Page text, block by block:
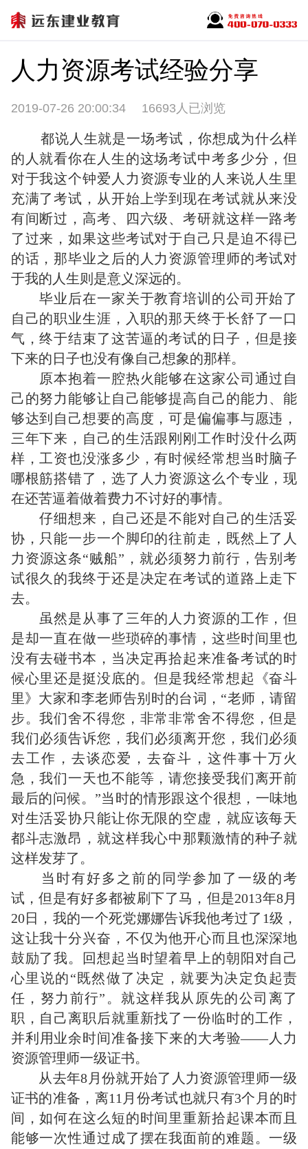
人力资源考试经验分享
2019-07-26 20:00:34 16693人已浏览
都说人生就是一场考试，你想成为什么样
的人就看你在人生的这场考试中考多少分，但
对于我这个钟爱人力资源专业的人来说人生里
充满了考试，从开始上学到现在考试就从来没
有间断过，高考、四六级、考研就这样一路考
了过来，如果这些考试对于自己只是迫不得已
的话，那毕业之后的人力资源管理师的考试对
于我的人生则是意义深远的。
毕业后在一家关于教育培训的公司开始了
自己的职业生涯，入职的那天终于长舒了一口
气，终于结束了这苦逼的考试的日子，但是接
下来的日子也没有像自己想象的那样。
原本抱着一腔热火能够在这家公司通过自
己的努力能够让自己能够提高自己的能力、能
够达到自己想要的高度，可是偏偏事与愿违，
三年下来，自己的生活跟刚刚工作时没什么两
样，工资也没涨多少，有时候经常想当时脑子
哪根筋搭错了，选了人力资源这么个专业，现
在还苦逼着做着费力不讨好的事情。
仔细想来，自己还是不能对自己的生活妥
协，只能一步一个脚印的往前走，既然上了人
力资源这条“贼船”，就必须努力前行，告别考
试很久的我终于还是决定在考试的道路上走下
去。
虽然是从事了三年的人力资源的工作，但
是却一直在做一些琐碎的事情，这些时间里也
没有去碰书本，当决定再拾起来准备考试的时
候心里还是挺没底的。但是我经常想起《奋斗
里》大家和李老师告别时的台词，“老师，请留
步。我们舍不得您，非常非常舍不得您，但是
我们必须告诉您，我们必须离开您，我们必须
去工作，去谈恋爱，去奋斗，这件事十万火
急，我们一天也不能等，请您接受我们离开前
最后的问候。”当时的情形跟这个很想，一味地
对生活妥协只能让你无限的空虚，就应该每天
都斗志激昂，就这样我心中那颗激情的种子就
这样发芽了。
当时有好多之前的同学参加了一级的考
试，但是有好多都被刷下了马，但是2013年8月
20日，我的一个死党娜娜告诉我他考过了1级，
这让我十分兴奋，不仅为他开心而且也深深地
鼓励了我。回想起当时望着早上的朝阳对自己
心里说的“既然做了决定，就要为决定负起责
任，努力前行”。就这样我从原先的公司离了
职，自己离职后就重新找了一份临时的工作，
并利用业余时间准备接下来的大考验——人力
资源管理师一级证书。
从去年8月份就开始了人力资源管理师一级
证书的准备，离11月份考试也就只有3个月的时
间，如何在这么短的时间里重新拾起课本而且
能够一次性通过成了摆在我面前的难题。一级